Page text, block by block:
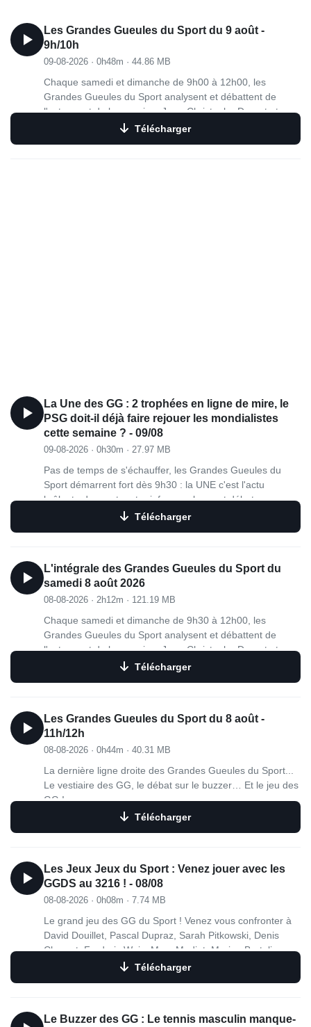
Les Grandes Gueules du Sport du 9 août -
9h/10h
09-08-2026 · 0h48m · 44.86 MB
Chaque samedi et dimanche de 9h00 à 12h00, les
Grandes Gueules du Sport analysent et débattent de
l'actu sport de la semaine. Jean-Christophe Drouet et
Christophe Cessieux sont entourés de sportifs de renom :
Télécharger
La Une des GG : 2 trophées en ligne de mire, le
PSG doit-il déjà faire rejouer les mondialistes
cette semaine ? - 09/08
09-08-2026 · 0h30m · 27.97 MB
Pas de temps de s'échauffer, les Grandes Gueules du
Sport démarrent fort dès 9h30 : la UNE c'est l'actu
brûlante du sport, entre infos, analyses et débats.
Télécharger
L'intégrale des Grandes Gueules du Sport du
samedi 8 août 2026
08-08-2026 · 2h12m · 121.19 MB
Chaque samedi et dimanche de 9h30 à 12h00, les
Grandes Gueules du Sport analysent et débattent de
l'actu sport de la semaine. Jean-Christophe Drouet et
Christophe Cessieux sont entourés de sportifs de renom :
Jérôme Pineau ou Renaud Longuèvre.
Télécharger
Les Grandes Gueules du Sport du 8 août -
11h/12h
08-08-2026 · 0h44m · 40.31 MB
La dernière ligne droite des Grandes Gueules du Sport...
Le vestiaire des GG, le débat sur le buzzer… Et le jeu des
GG !
Télécharger
Les Jeux Jeux du Sport : Venez jouer avec les
GGDS au 3216 ! - 08/08
08-08-2026 · 0h08m · 7.74 MB
Le grand jeu des GG du Sport ! Venez vous confronter à
David Douillet, Pascal Dupraz, Sarah Pitkowski, Denis
Charvet, Frederic Weis, Marc Madiot, Marion Bartoli,
Julien Benneteau, Jérôme Pineau, Frédéric Lecanu ou
Télécharger
Le Buzzer des GG : Le tennis masculin manque-